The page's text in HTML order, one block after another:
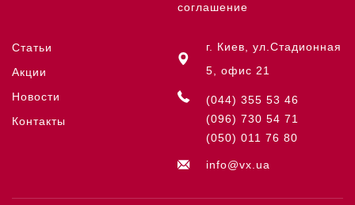
соглашение
Статьи
Акции
Новости
Контакты
г. Киев, ул.Стадионная
5, офис 21
(044) 355 53 46
(096) 730 54 71
(050) 011 76 80
info@vx.ua